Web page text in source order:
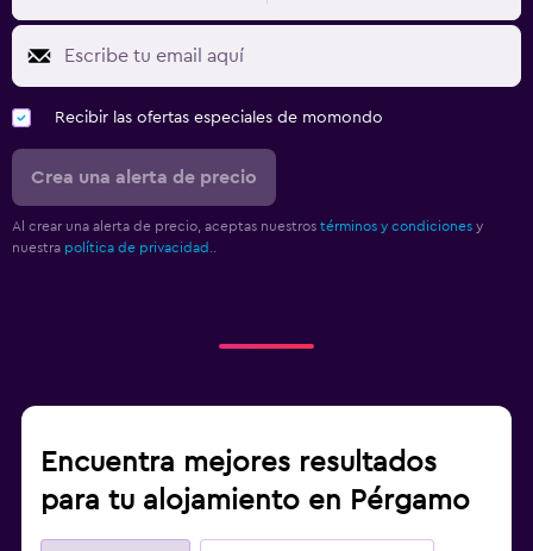
Recibir las ofertas especiales de momondo
Crea una alerta de precio
Al crear una alerta de precio, aceptas nuestros términos y condiciones y
nuestra política de privacidad.
Encuentra mejores resultados
para tu alojamiento en Pérgamo